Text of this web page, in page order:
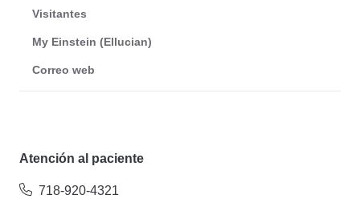
Visitantes
My Einstein (Ellucian)
Correo web
Atención al paciente
718-920-4321